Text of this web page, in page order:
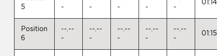
5
-
-
-
-
-
Position
6
--.--
-
--.--
-
--.--
-
--.--
-
--.--
-